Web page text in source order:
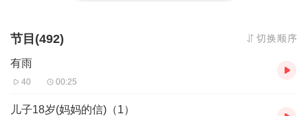
节目(492) 切换顺序
有雨
40 00:25
儿子18岁(妈妈的信)（1）